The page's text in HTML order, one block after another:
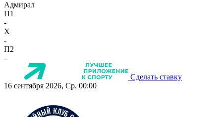
Адмирал
П1
-
X
-
П2
-
Сделать ставку
16 сентября 2026, Ср, 00:00